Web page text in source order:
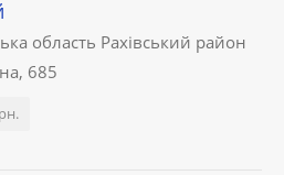
область Рахівський район
685